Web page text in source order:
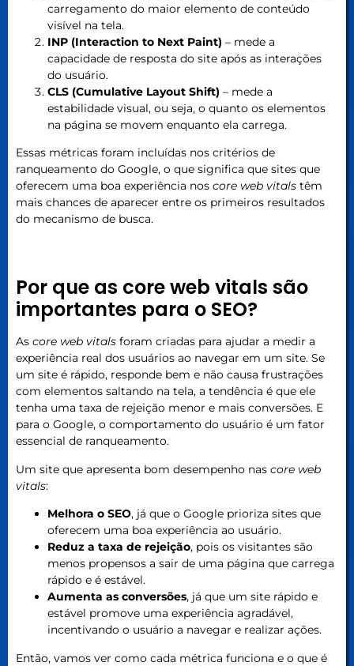
carregamento do maior elemento de conteúdo
visível na tela.
INP (Interaction to Next Paint) – mede a
capacidade de resposta do site após as interações
do usuário.
CLS (Cumulative Layout Shift) – mede a
estabilidade visual, ou seja, o quanto os elementos
na página se movem enquanto ela carrega.
Essas métricas foram incluídas nos critérios de
ranqueamento do Google, o que significa que sites que
oferecem uma boa experiência nos core web vitals têm
mais chances de aparecer entre os primeiros resultados
do mecanismo de busca.
Por que as core web vitals são
importantes para o SEO?
As core web vitals foram criadas para ajudar a medir a
experiência real dos usuários ao navegar em um site. Se
um site é rápido, responde bem e não causa frustrações
com elementos saltando na tela, a tendência é que ele
tenha uma taxa de rejeição menor e mais conversões. E
para o Google, o comportamento do usuário é um fator
essencial de ranqueamento.
Um site que apresenta bom desempenho nas core web
vitals:
Melhora o SEO, já que o Google prioriza sites que
oferecem uma boa experiência ao usuário.
Reduz a taxa de rejeição, pois os visitantes são
menos propensos a sair de uma página que carrega
rápido e é estável.
Aumenta as conversões, já que um site rápido e
estável promove uma experiência agradável,
incentivando o usuário a navegar e realizar ações.
Então, vamos ver como cada métrica funciona e o que é